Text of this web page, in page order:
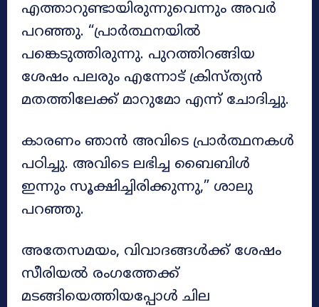
എത്താറുണ്ടായിരുന്നുവെന്നും അവർ
പറഞ്ഞു. “പ്രാർത്ഥനയിൽ
പങ്കെടുത്തിരുന്നു. പുറത്തിറങ്ങിയ
ശേഷം പലരും എന്നോട് ക്രിസ്ത്യൻ
മതത്തിലേക്ക് മാറുമോ എന്ന് ചോദിച്ചു.
കാരണം ഞാൻ അവിടെ പ്രാർത്ഥനകൾ
പഠിച്ചു. അവിടെ ലഭിച്ച ബൈബിൾ
ഇന്നും സൂക്ഷിച്ചിരിക്കുന്നു,” ശാലു
പറഞ്ഞു.
അതേസമയം, വിവാദങ്ങൾക്ക് ശേഷം
സീരിയൽ രംഗത്തേക്ക്
മടങ്ങിയെത്തിയപ്പോൾ ചില